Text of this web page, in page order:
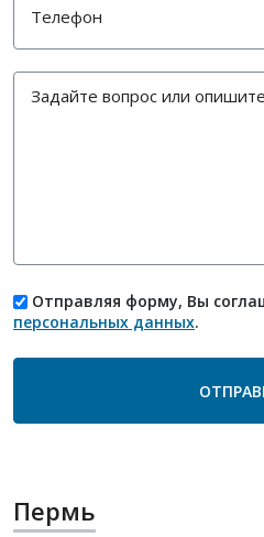
Отправляя форму, Вы
персональных данных.
Пермь